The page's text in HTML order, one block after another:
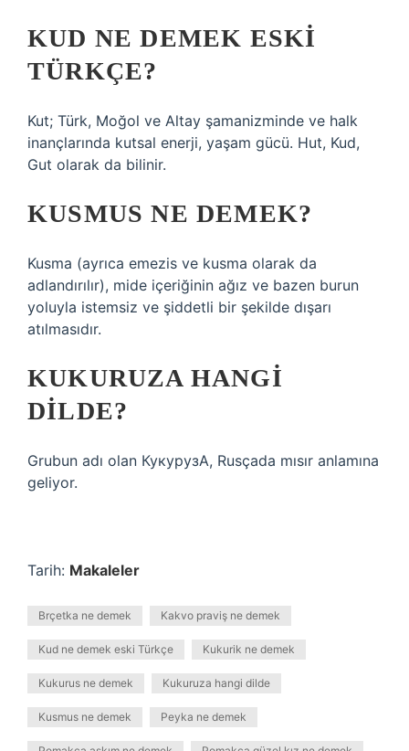
KUD NE DEMEK ESKI
TÜRKÇE?
Kut; Türk, Moğol ve Altay şamanizminde ve halk
inançlarında kutsal enerji, yaşam gücü. Hut, Kud,
Gut olarak da bilinir.
KUSMUS NE DEMEK?
Kusma (ayrıca emezis ve kusma olarak da
adlandırılır), mide içeriğinin ağız ve bazen burun
yoluyla istemsiz ve şiddetli bir şekilde dışarı
atılmasıdır.
KUKURUZA HANGI
DILDE?
Grubun adı olan КукурузА, Rusçada mısır anlamına
geliyor.
Tarih: Makaleler
Brçetka ne demek Kakvo praviş ne demek
Kud ne demek eski Türkçe Kukurik ne demek
Kukurus ne demek Kukuruza hangi dilde
Kusmus ne demek Peyka ne demek